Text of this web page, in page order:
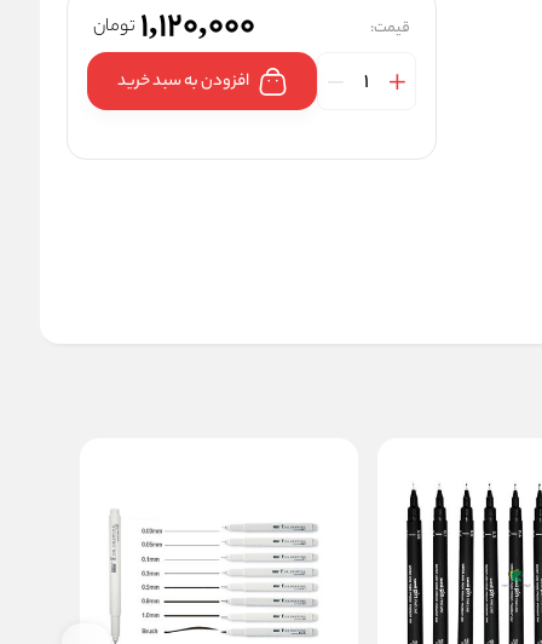
قیمت: 1,120,000 تومان
افزودن به سبد خرید